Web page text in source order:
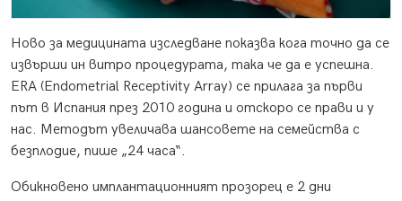
Ново за медицината изследване показва кога точно да се
извърши ин витро процедурата, така че да е успешна.
ERA (Endometrial Receptivity Array) се прилага за първи
път в Испания през 2010 година и отскоро се прави и у
нас. Методът увеличава шансовете на семейства с
безплодие, пише „24 часа“.
Обикновено имплантационният прозорец е 2 дни